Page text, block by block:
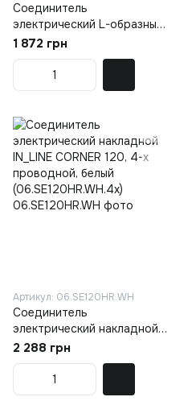
Соединитель
электрический L-образный
накладной IN_LINE CORNER
90, 4-x проводной, белый
(06.SE90HR.WH.4x)
1 872 грн
Артикул: 06.SE120HR.WH
Соединитель
электрический накладной
IN_LINE CORNER 120, 4-x
проводной, белый
(06.SE120HR.WH.4x)
2 288 грн